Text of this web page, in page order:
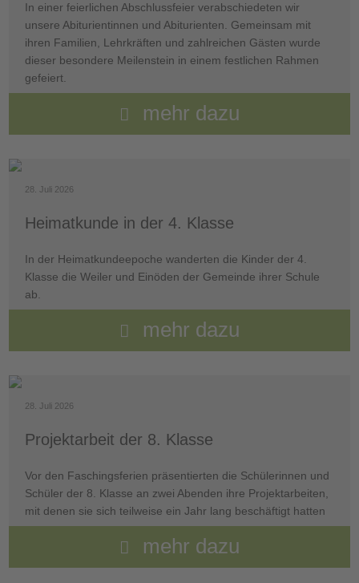
In einer feierlichen Abschlussfeier verabschiedeten wir
unsere Abiturientinnen und Abiturienten. Gemeinsam mit
ihren Familien, Lehrkräften und zahlreichen Gästen wurde
dieser besondere Meilenstein in einem festlichen Rahmen
gefeiert.
mehr dazu
28. Juli 2026
Heimatkunde in der 4. Klasse
In der Heimatkundeepoche wanderten die Kinder der 4.
Klasse die Weiler und Einöden der Gemeinde ihrer Schule
ab.
mehr dazu
28. Juli 2026
Projektarbeit der 8. Klasse
Vor den Faschingsferien präsentierten die Schülerinnen und
Schüler der 8. Klasse an zwei Abenden ihre Projektarbeiten,
mit denen sie sich teilweise ein Jahr lang beschäftigt hatten
mehr dazu